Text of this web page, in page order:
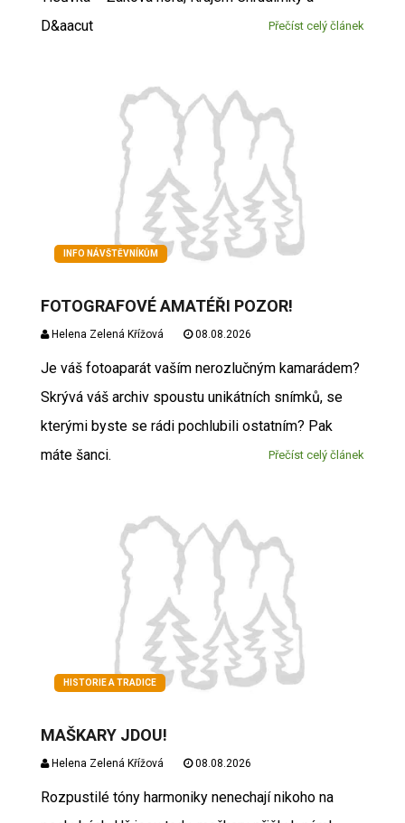
D&aacut
Přečíst celý článek
INFO NÁVŠTĚVNÍKŮM
FOTOGRAFOVÉ AMATÉŘI POZOR!
Helena Zelená Křížová 08.08.2026
Je váš fotoaparát vaším nerozlučným kamarádem?
Skrývá váš archiv spoustu unikátních snímků, se
kterými byste se rádi pochlubili ostatním? Pak
máte šanci.
Přečíst celý článek
HISTORIE A TRADICE
MAŠKARY JDOU!
Helena Zelená Křížová 08.08.2026
Rozpustilé tóny harmoniky nenechají nikoho na